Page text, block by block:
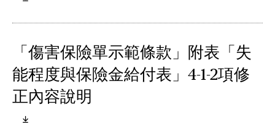
「傷害保險單示範條款」附表「失
能程度與保險金給付表」4-1-2項修
正內容說明